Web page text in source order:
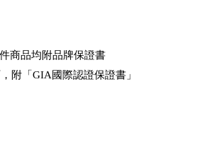
商品均附品牌保證書
附「GIA國際認證保證書」